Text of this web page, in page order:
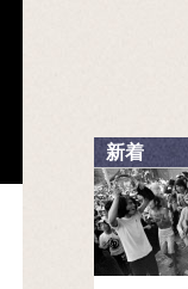
新着